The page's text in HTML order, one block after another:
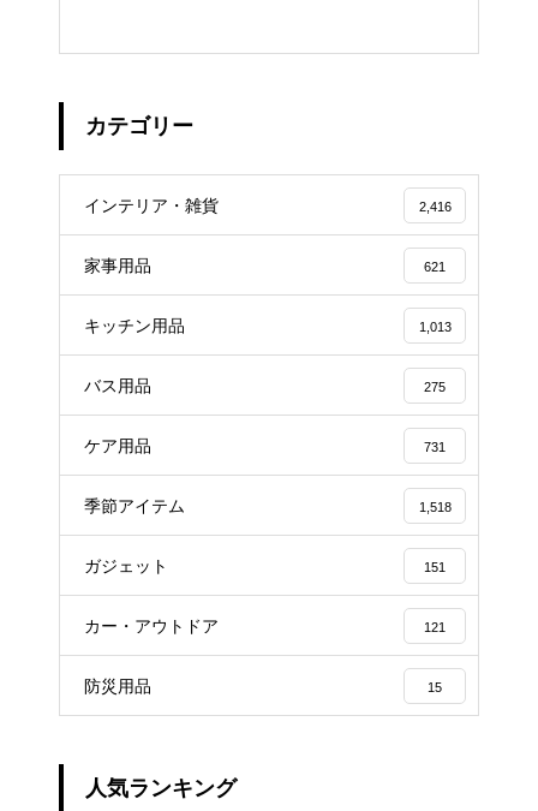
カテゴリー
インテリア・雑貨 2,416
家事用品 621
キッチン用品 1,013
バス用品 275
ケア用品 731
季節アイテム 1,518
ガジェット 151
カー・アウトドア 121
防災用品 15
人気ランキング